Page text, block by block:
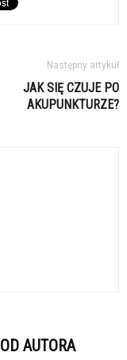
Następny artykuł
JAK SIĘ CZUJE PO
AKUPUNKTURZE?
AUTORA